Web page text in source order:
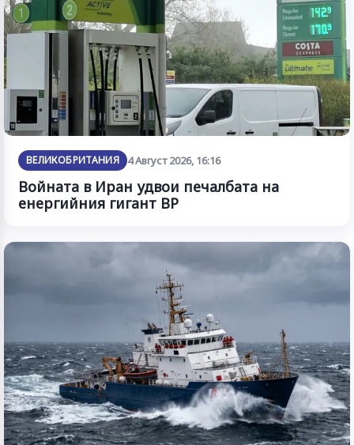
ВЕЛИКОБРИТАНИЯ 4 Август 2026, 16:16
Войната в Иран удвои печалбата на
енергийния гигант BP